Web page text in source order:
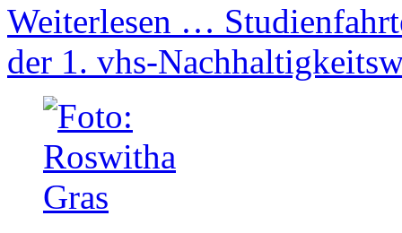
Weiterlesen …
der 1. vhs-